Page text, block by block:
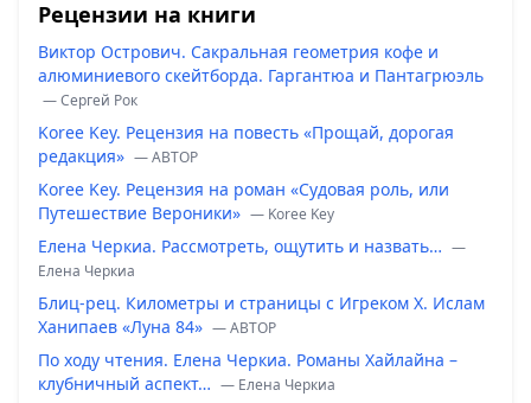
Рецензии на книги
Виктор Острович. Сакральная геометрия кофе и
алюминиевого скейтборда. Гаргантюа и Пантагрюэль
— Сергей Рок
Koree Key. Рецензия на повесть «Прощай, дорогая
редакция» — ABTOP
Koree Key. Рецензия на роман «Судовая роль, или
Путешествие Вероники» — Koree Key
Елена Черкиа. Рассмотреть, ощутить и назвать… —
Елена Черкиа
Блиц-рец. Километры и страницы с Игреком Х. Ислам
Ханипаев «Луна 84» — ABTOP
По ходу чтения. Елена Черкиа. Романы Хайлайна –
клубничный аспект… — Елена Черкиа